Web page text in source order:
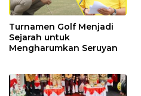
Turnamen Golf Menjadi
Sejarah untuk
Mengharumkan Seruyan